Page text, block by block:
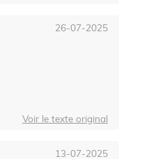
26-07-2025
Voir le texte original
13-07-2025